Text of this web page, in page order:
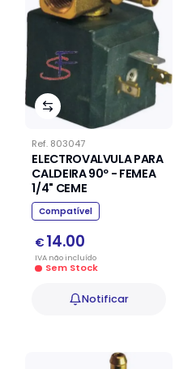
Ref. 803047
ELECTROVALVULA PARA
CALDEIRA 90º - FEMEA
1/4" CEME
Compatível
€ 14.00
IVA nãoincluído
Sem Stock
Notificar